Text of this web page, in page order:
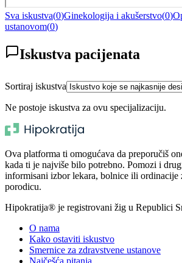
Sva iskustva(0)Ginekologija i akušerstvo(0)
ustanovom(0)
Iskustva pacijenata
Sortiraj iskustva
Ne postoje iskustva za ovu specijalizaciju.
Ova platforma ti omogućava da preporučiš
kada ti je najviše bilo potrebno. Pomozi i
informisani izbor lekara, bolnice ili ordinacije
porodicu.
Hipokratija® je registrovani žig u Republici
O nama
Kako ostaviti iskustvo
Smernice za zdravstvene ustanove
Najčešća pitanja